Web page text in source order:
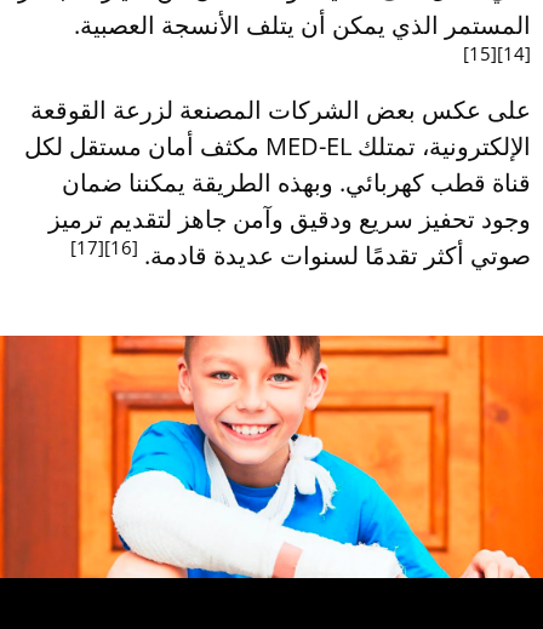
[14]
[15]
على عكس بعض الشركات المصنعة لزرعة القوقعة
الإلكترونية، تمتلك MED-EL مكثف أمان مستقل لكل
قناة قطب كهربائي. وبهذه الطريقة يمكننا ضمان
وجود تحفيز سريع ودقيق وآمن جاهز لتقديم ترميز
صوتي أكثر تقدمًا لسنوات عديدة قادمة.‎ ‏ [16]
[17]